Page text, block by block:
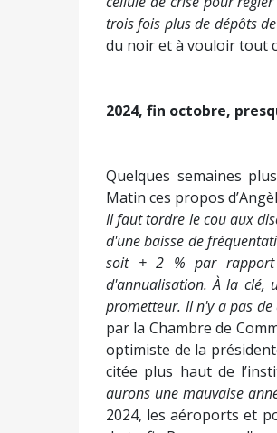
trois fois plus de dépôts
du noir et à vouloir tout
2024, fin octobre,
Quelques semaines
Matin ces propos
Il faut tordre le cou aux
d'une baisse de
soit + 2 % par rapport
d'annualisation. À la clé,
prometteur. Il n'y a pas de
par la Chambre de
optimiste de la
citée plus haut de
aurons une mauvaise
2024, les aéroports et